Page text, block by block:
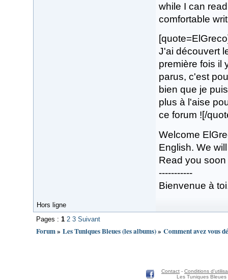
while I can
comfortable
J'ai découvert
première fois il
parus, c'est
bien que je
plus à l'aise
ce forum ![/
Welcome
English. We
Read you
-----------
Bienvenue à
Hors ligne
Pages : 1 2 3 Suivant
Forum» Les Tuniques Bleues (les albums)» Comment avez vous
Contact - Conditions
Les Tuniques